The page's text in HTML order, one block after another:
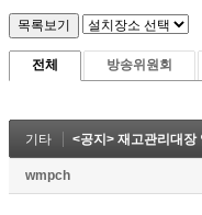
전체 방송위원회
기타 <공지> 재고관리대장
wmpch